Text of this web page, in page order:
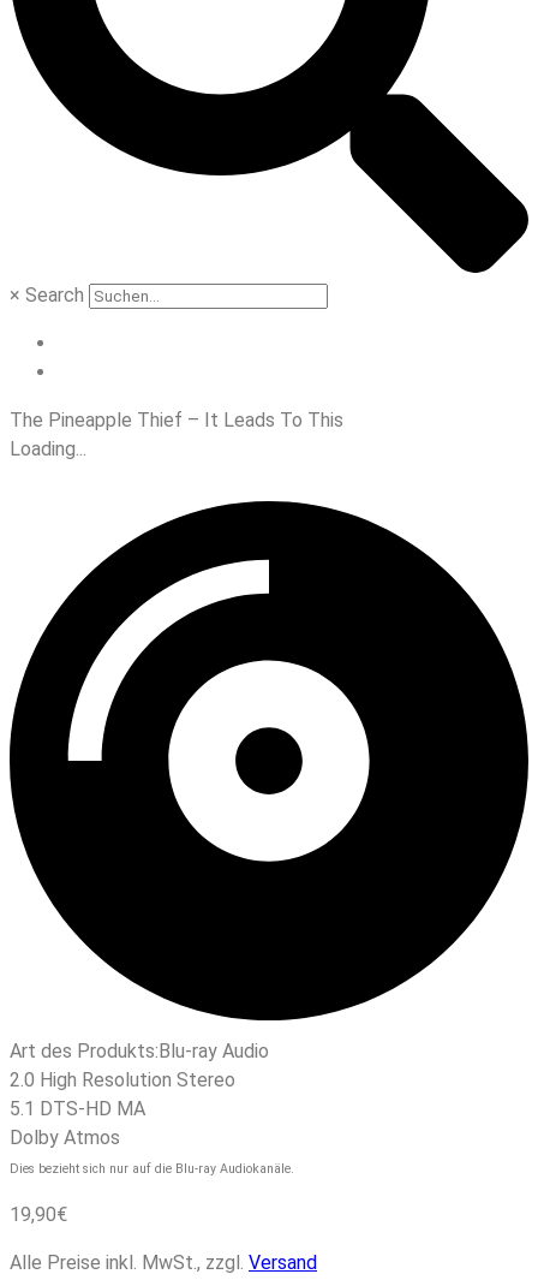
× Search
The Pineapple Thief – It Leads To This
Loading...
Art des Produkts: Blu-ray Audio
2.0 High Resolution Stereo
5.1 DTS-HD MA
Dolby Atmos
Dies bezieht sich nur auf die Blu-ray Audiokanäle.
19,90€
Alle Preise inkl. MwSt., zzgl. Versand